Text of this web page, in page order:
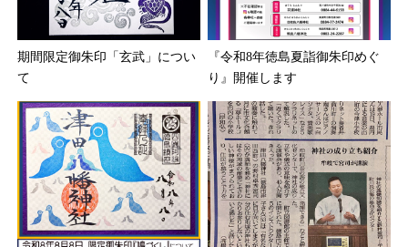
期間限定御朱印「玄武」につい
て
『令和8年徳島夏詣御朱印めぐ
り』開催します